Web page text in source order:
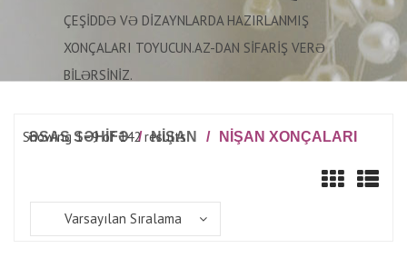
ÇEŞIDDƏ VƏ DIZAYNLARDA HAZIRLANMIŞ
XONÇALARI TOYUCUN.AZ-DAN SIFARIŞ VERƏ
BILƏRSINIZ.
ƏSAS SƏHİFƏ / NIŞAN / NIŞAN XONÇALARI
Showing 1–9 of 142 results
Varsayılan Sıralama